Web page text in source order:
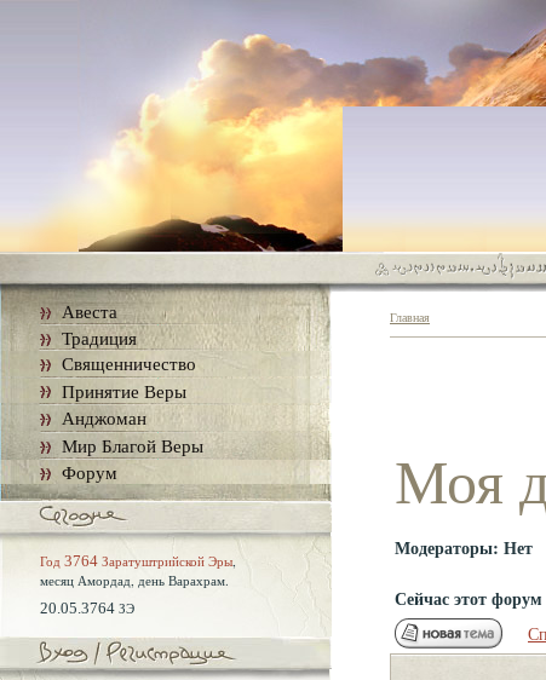
Авеста
Традиция
Священничество
Принятие Веры
Анджоман
Мир Благой Веры
Форум
Год 3764 Заратуштрийской Эры,
месяц Амордад, день Варахрам.
20.05.3764 ЗЭ
Главная
Моя
Модераторы: Нет
Сейчас этот